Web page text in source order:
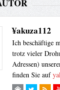
¥akuza112
Ich beschäftige
trotz vieler
Adressen)
finden Sie auf